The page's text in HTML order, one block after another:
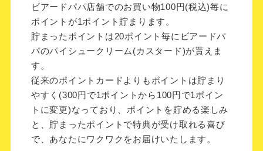
ビアードパパ店舗でのお買い物100円(税込)毎に
ポイントが1ポイント貯まります。
貯まったポイントは20ポイント毎にビアードパ
パのパイシュークリーム(カスタード)が貰えま
す。
従来のポイントカードよりもポイントは貯まり
やすく(300円で1ポイントから100円で1ポイン
トに変更)なっており、ポイントを貯める楽しみ
と、貯まったポイントで特典が受け取れる喜び
で、あなたにワクワクをお届けいたします。